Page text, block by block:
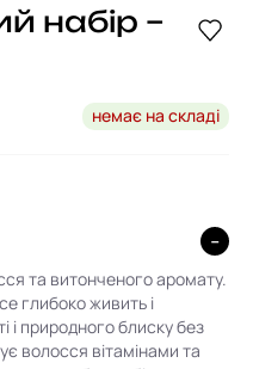
набір –
немає на складі
та витонченого аромату.
глибоко живить і
природного блиску без
волосся вітамінами та